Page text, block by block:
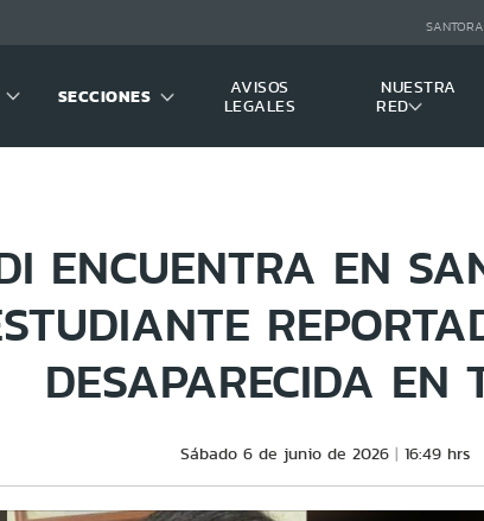
SECCIONES
AVISOS
LEGALES
NUESTRA
RED
ENCUENTRA EN
DESAPARECIDA EN
Sábado 6 de junio de 2026 16:49 hrs